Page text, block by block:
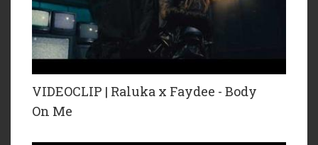
VIDEOCLIP | Raluka x Faydee - Body
On Me